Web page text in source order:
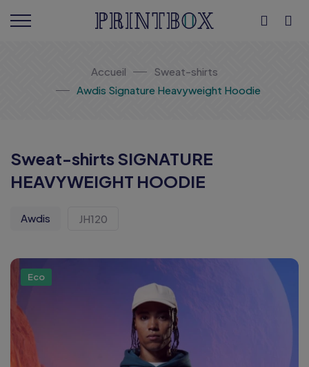
Accueil
Sweat-shirts
Awdis Signature Heavyweight Hoodie
Eco
Sweat-shirts SIGNATURE
HEAVYWEIGHT HOODIE
Awdis JH120